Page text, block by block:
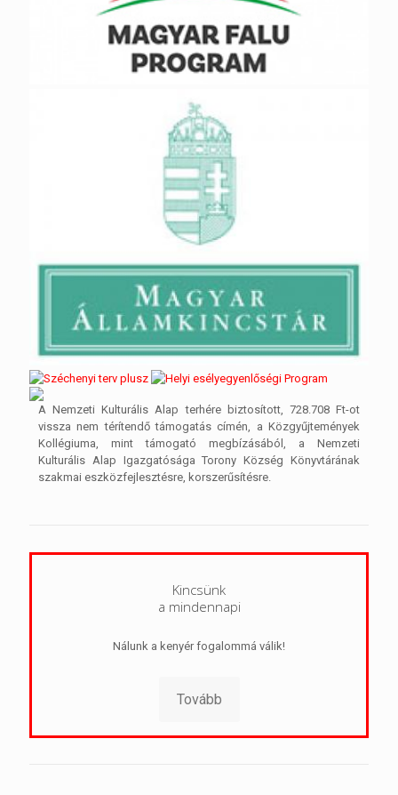
A Nemzeti Kulturális Alap terhére biztosított, 728.708 Ft-ot
vissza nem térítendő támogatás címén, a Közgyűjtemények
Kollégiuma, mint támogató megbízásából, a Nemzeti
Kulturális Alap Igazgatósága Torony Község Könyvtárának
szakmai eszközfejlesztésre, korszerűsítésre.
Kincsünk
a mindennapi
Nálunk a kenyér fogalommá válik!
Tovább